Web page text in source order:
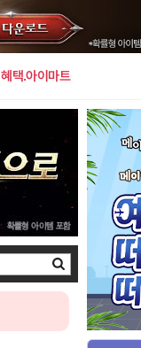
혜택.아이마트
검
색